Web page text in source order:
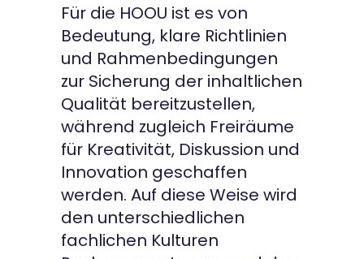
Für die HOOU ist es von
Bedeutung, klare Richtlinien
und Rahmenbedingungen
zur Sicherung der inhaltlichen
Qualität bereitzustellen,
während zugleich Freiräume
für Kreativität, Diskussion und
Innovation geschaffen
werden. Auf diese Weise wird
den unterschiedlichen
fachlichen Kulturen